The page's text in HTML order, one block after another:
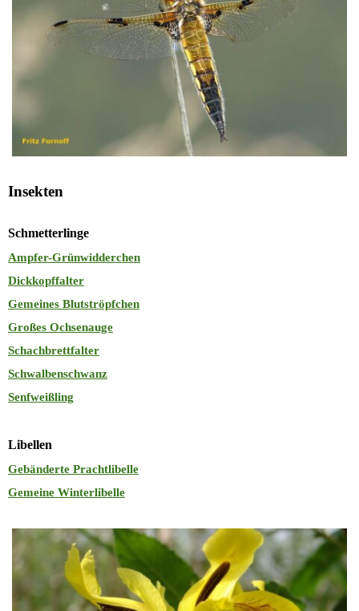
Insekten
Schmetterlinge
Ampfer-Grünwidderchen
Dickkopffalter
Gemeines Blutströpfchen
Großes Ochsenauge
Schachbrettfalter
Schwalbenschwanz
Senfweißling
Libellen
Gebänderte Prachtlibelle
Gemeine Winterlibelle